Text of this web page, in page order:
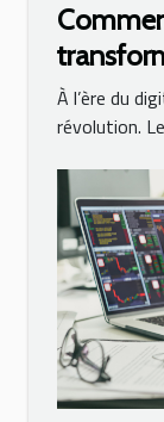
À l’ère du
révolution.